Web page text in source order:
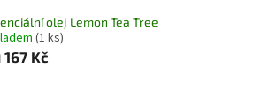
olej Lemon Tea Tree
(1 ks)
167 Kč